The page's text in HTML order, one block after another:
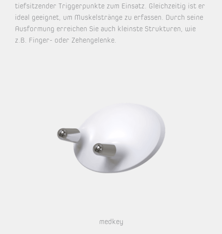
tiefsitzender Triggerpunkte zum Einsatz. Gleichzeitig ist er
ideal geeignet, um Muskelstränge zu erfassen. Durch seine
Ausformung erreichen Sie auch kleinste Strukturen, wie
z.B. Finger- oder Zehengelenke.
medkey